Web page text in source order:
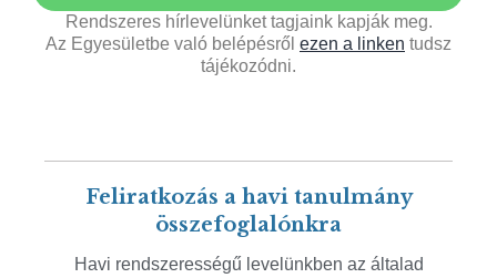
Rendszeres hírlevelünket tagjaink kapják meg.
Az Egyesületbe való belépésről ezen a linken tudsz
tájékozódni.
Feliratkozás a havi tanulmány
összefoglalónkra
Havi rendszerességű levelünkben az általad